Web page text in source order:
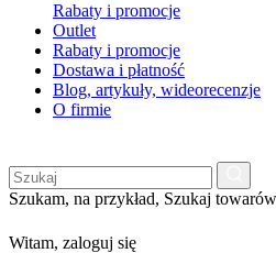
Rabaty i promocje
Outlet
Rabaty i promocje
Dostawa i płatność
Blog, artykuły, wideorecenzje
O firmie
Szukam, na przykład, Szukaj
Witam, zaloguj się